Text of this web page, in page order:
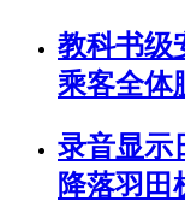
教科书级
乘客全体
录音显示
降落羽田